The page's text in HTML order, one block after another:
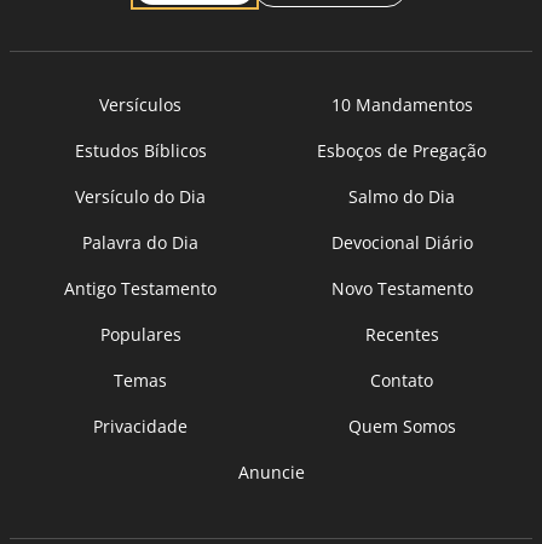
Versículos
10 Mandamentos
Estudos Bíblicos
Esboços de Pregação
Versículo do Dia
Salmo do Dia
Palavra do Dia
Devocional Diário
Antigo Testamento
Novo Testamento
Populares
Recentes
Temas
Contato
Privacidade
Quem Somos
Anuncie